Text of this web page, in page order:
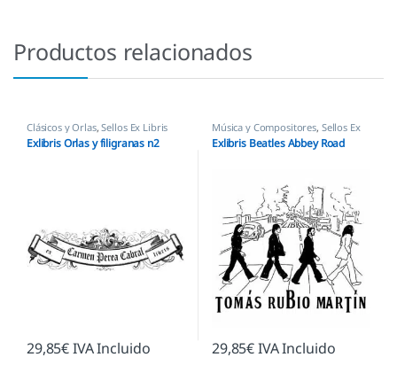
Productos relacionados
Clásicos y Orlas,Sellos Ex Libris
Exlibris Orlas y filigranas n2
29,85€IVA Incluido
Música y Compositores, Sellos Ex
Libris
Exlibris Beatles Abbey Road
29,85€IVA Incluido